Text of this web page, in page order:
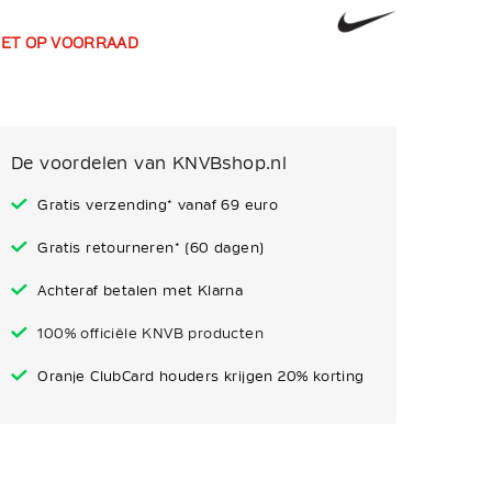
OP VOORRAAD
De voordelen van KNVBshop.nl
Gratis verzending* vanaf 69 euro
Gratis retourneren* (60 dagen)
Achteraf betalen met Klarna
100% officiële KNVB producten
Oranje ClubCard houders krijgen 20% korting